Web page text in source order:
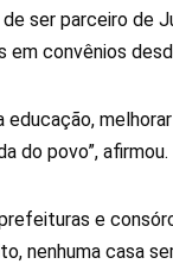
ser parceiro de
em convênios
do povo”, afirmou.
e
nenhuma casa